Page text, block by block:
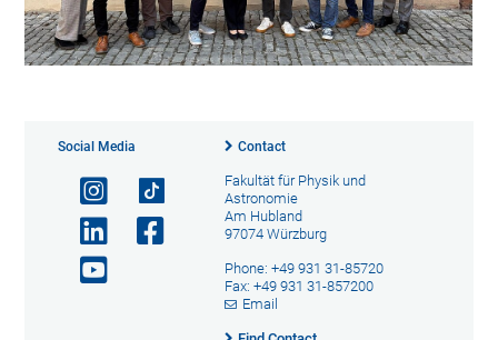
Social Media Contact
Fakultät für Physik und
Astronomie
Am Hubland
97074 Würzburg
Phone: +49 931 31-85720
Fax: +49 931 31-857200
Email